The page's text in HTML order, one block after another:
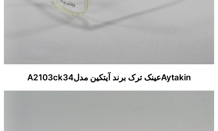
Aytakinعینک ترک برند آیتکین مدلA2103ck34